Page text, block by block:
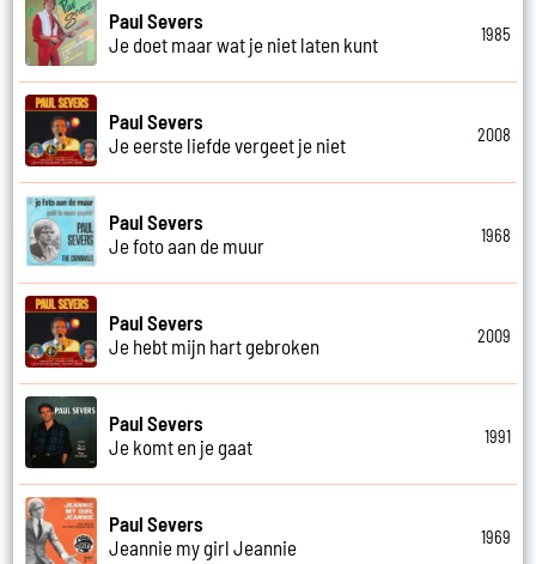
Paul Severs
Je doet maar wat je niet laten kunt
1985
Paul Severs
Je eerste liefde vergeet je niet
2008
Paul Severs
Je foto aan de muur
1968
Paul Severs
Je hebt mijn hart gebroken
2009
Paul Severs
Je komt en je gaat
1991
Paul Severs
Jeannie my girl Jeannie
1969